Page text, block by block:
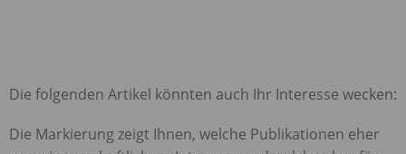
Die folgenden Artikel könnten auch Ihr Interesse wecken:
Die Markierung zeigt Ihnen, welche Publikationen eher